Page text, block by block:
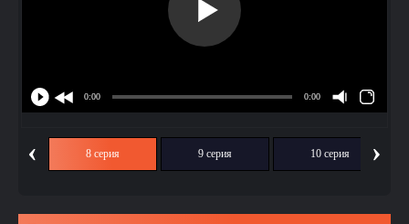
‹ 8 серия 9 серия 10 серия ›